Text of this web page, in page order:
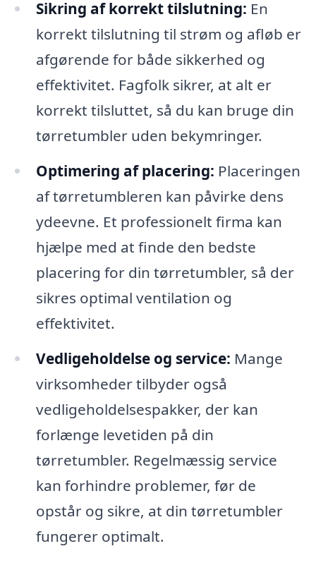
Sikring af korrekt tilslutning: En
korrekt tilslutning til strøm og afløb er
afgørende for både sikkerhed og
effektivitet. Fagfolk sikrer, at alt er
korrekt tilsluttet, så du kan bruge din
tørretumbler uden bekymringer.
Optimering af placering: Placeringen
af tørretumbleren kan påvirke dens
ydeevne. Et professionelt firma kan
hjælpe med at finde den bedste
placering for din tørretumbler, så der
sikres optimal ventilation og
effektivitet.
Vedligeholdelse og service: Mange
virksomheder tilbyder også
vedligeholdelsespakker, der kan
forlænge levetiden på din
tørretumbler. Regelmæssig service
kan forhindre problemer, før de
opstår og sikre, at din tørretumbler
fungerer optimalt.